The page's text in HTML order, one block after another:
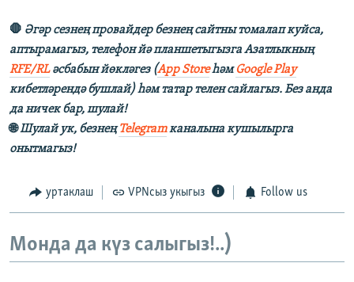
🛑 Әгәр сезнең провайдер безнең сайтны томалап куйса,
аптырамагыз, телефон йә планшетыгызга Азатлыкның
RFE/RLәсбабын йөкләгез (App StoreһәмGoogle Play
кибетләрендә бушлай) һәм татар телен сайлагыз. Без анда
да ничек бар, шулай!
🌐Шулай ук, безнеңTelegramканалына кушылырга
онытмагыз!
уртаклаш VPNсыз укыгыз Follow us
Монда да күз салыгыз!..)